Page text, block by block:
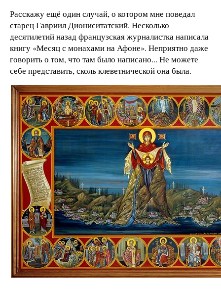
Расскажу ещё один случай, о котором мне поведал
старец Гавриил Диониситатский. Несколько
десятилетий назад французская журналистка написала
книгу «Месяц с монахами на Афоне». Неприятно даже
говорить о том, что там было написано... Не можете
себе представить, сколь клеветнической она была.